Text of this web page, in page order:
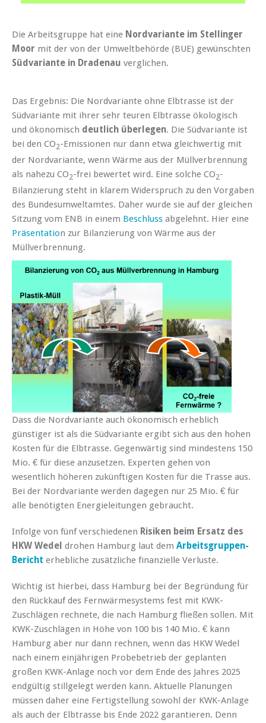
Die Arbeitsgruppe hat eine Nordvariante im Stellinger
Moor mit der von der Umweltbehörde (BUE) gewünschten
Südvariante in Dradenau verglichen.
Das Ergebnis: Die Nordvariante ohne Elbtrasse ist der
Südvariante mit ihrer sehr teuren Elbtrasse ökologisch
und ökonomisch deutlich überlegen. Die Südvariante ist
bei den CO2-Emissionen nur dann etwa gleichwertig mit
der Nordvariante, wenn Wärme aus der Müllverbrennung
als nahezu CO2-frei bewertet wird. Eine solche CO2-
Bilanzierung steht in klarem Widerspruch zu den Vorgaben
des Bundesumweltamtes. Daher wurde sie auf der gleichen
Sitzung vom ENB in einem Beschluss abgelehnt. Hier eine
Präsentation zur Bilanzierung von Wärme aus der
Müllverbrennung.
Dass die Nordvariante auch ökonomisch erheblich
günstiger ist als die Südvariante ergibt sich aus den hohen
Kosten für die Elbtrasse. Gegenwärtig sind mindestens 150
Mio. € für diese anzusetzen. Experten gehen von
wesentlich höheren zukünftigen Kosten für die Trasse aus.
Bei der Nordvariante werden dagegen nur 25 Mio. € für
alle benötigten Energieleitungen gebraucht.
Infolge von fünf verschiedenen Risiken beim Ersatz des
HKW Wedel drohen Hamburg laut dem Arbeitsgruppen-
Bericht erhebliche zusätzliche finanzielle Verluste.
Wichtig ist hierbei, dass Hamburg bei der Begründung für
den Rückkauf des Fernwärmesystems fest mit KWK-
Zuschlägen rechnete, die nach Hamburg fließen sollen. Mit
KWK-Zuschlägen in Höhe von 100 bis 140 Mio. € kann
Hamburg aber nur dann rechnen, wenn das HKW Wedel
nach einem einjährigen Probebetrieb der geplanten
großen KWK-Anlage noch vor dem Ende des Jahres 2025
endgültig stillgelegt werden kann. Aktuelle Planungen
müssen daher eine Fertigstellung sowohl der KWK-Anlage
als auch der Elbtrasse bis Ende 2022 garantieren. Denn